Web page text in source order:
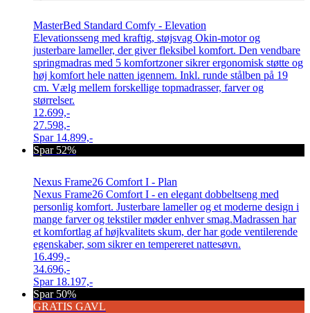
MasterBed Standard Comfy - Elevation
Elevationsseng med kraftig, støjsvag Okin-motor og
justerbare lameller, der giver fleksibel komfort. Den vendbare
springmadras med 5 komfortzoner sikrer ergonomisk støtte og
høj komfort hele natten igennem. Inkl. runde stålben på 19
cm. Vælg mellem forskellige topmadrasser, farver og
størrelser.
12.699,-
27.598,-
Spar 14.899,-
Spar 52%
Nexus Frame26 Comfort I - Plan
Nexus Frame26 Comfort I - en elegant dobbeltseng med
personlig komfort. Justerbare lameller og et moderne design i
mange farver og tekstiler møder enhver smag.Madrassen har
et komfortlag af højkvalitets skum, der har gode ventilerende
egenskaber, som sikrer en tempereret nattesøvn.
16.499,-
34.696,-
Spar 18.197,-
Spar 50%
GRATIS GAVL